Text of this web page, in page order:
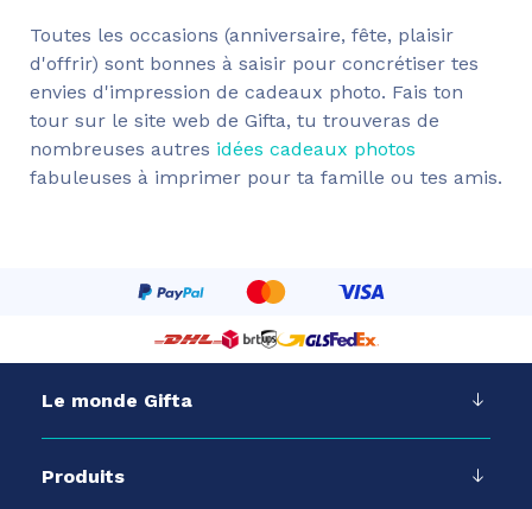
Toutes les occasions (anniversaire, fête, plaisir
d'offrir) sont bonnes à saisir pour concrétiser tes
envies d'impression de cadeaux photo. Fais ton
tour sur le site web de Gifta, tu trouveras de
nombreuses autres idées cadeaux photos
fabuleuses à imprimer pour ta famille ou tes amis.
Le monde Gifta
Produits